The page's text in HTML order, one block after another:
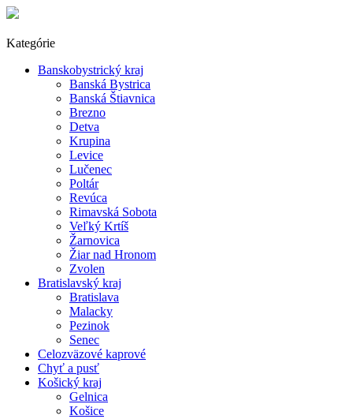
Kategórie
Banskobystrický kraj
Banská Bystrica
Banská Štiavnica
Brezno
Detva
Krupina
Levice
Lučenec
Poltár
Revúca
Rimavská Sobota
Veľký Krtíš
Žarnovica
Žiar nad Hronom
Zvolen
Bratislavský kraj
Bratislava
Malacky
Pezinok
Senec
Celozväzové kaprové
Chyť a pusť
Košický kraj
Gelnica
Košice